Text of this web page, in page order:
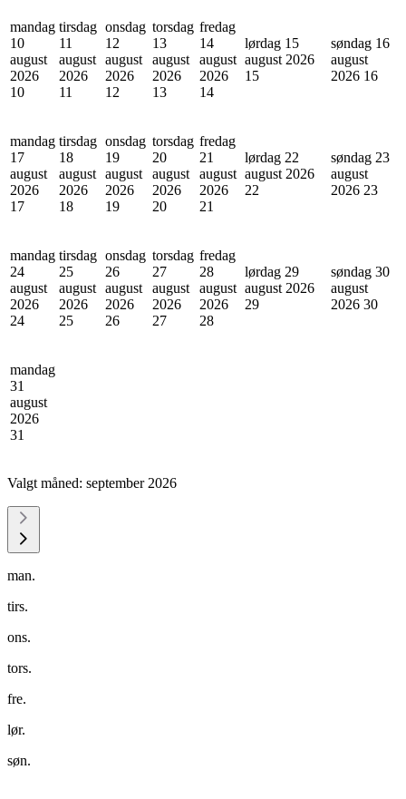
mandag
10
august
2026
10
tirsdag
11
august
2026
11
onsdag
12
august
2026
12
torsdag
13
august
2026
13
fredag
14
august
2026
14
lørdag 15
august 2026
15
søndag 16
august
2026 16
mandag
17
august
2026
17
tirsdag
18
august
2026
18
onsdag
19
august
2026
19
torsdag
20
august
2026
20
fredag
21
august
2026
21
lørdag 22
august 2026
22
søndag 23
august
2026 23
mandag
24
august
2026
24
tirsdag
25
august
2026
25
onsdag
26
august
2026
26
torsdag
27
august
2026
27
fredag
28
august
2026
28
lørdag 29
august 2026
29
søndag 30
august
2026 30
mandag
31
august
2026
31
Valgt måned: september 2026
man.
tirs.
ons.
tors.
fre.
lør.
søn.